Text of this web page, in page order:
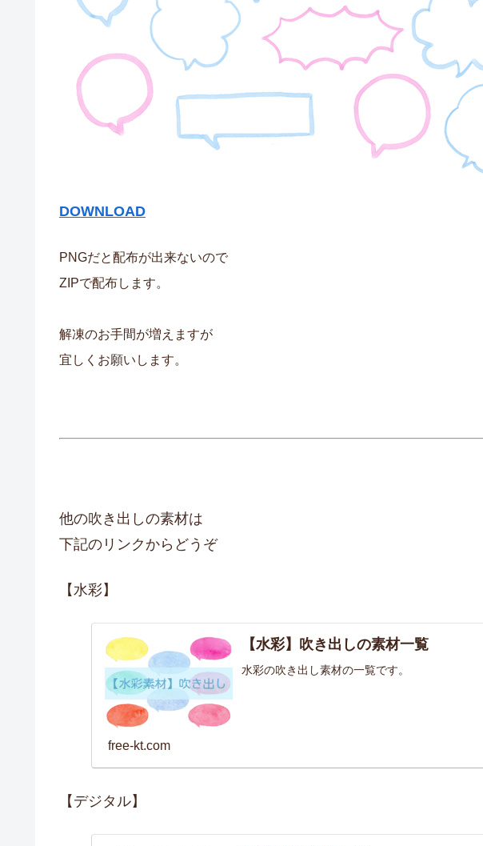
DOWNLOAD
PNGだと配布が出来ないので
ZIPで配布します。
解凍のお手間が増えますが
宜しくお願いします。
他の吹き出しの素材は
下記のリンクからどうぞ
【水彩】
【水彩】吹き出しの素材一覧
水彩の吹き出し素材の一覧です。
free-kt.com
【デジタル】